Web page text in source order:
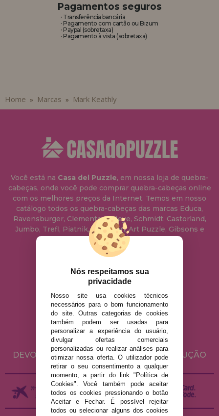
Pagamentos seguros
· Transferência bancária
· Pagamento com cartão ou Bizum
· Paypal (sobretaxa)
· Pagamento à vista (sobretaxa)
Home » Marcas » Mark Keathly
Você está na Casa del Puzzle, em nossa loja de quebra-
cabeças, onde você pode comprar quebra-cabeças online
com os melhores preços da Internet. Temos em nosso
catálogo todos os quebra-cabeças das marcas Educa,
Ravensburger, Clementoni, Heye, Schmidt, Castorland,
Jumbo, Trefl, Piatnik, Anatolian, Art Puzzle, Gibsons e
muito mais.
info@casadopuzzle.pt
AVISO LEGAL
POLÍTICA DE PRIVACIDADE
POLÍTICA DE COOKIES
ENVIO E DEVOLUÇÕES
DEVOLUÇÕES / DIREITO DE LIVRE RESOLUÇÃO
Nós respeitamos sua
privacidade
Nosso site usa cookies técnicos
necessários para o bom funcionamento
do site. Outras categorias de cookies
também podem ser usadas para
personalizar a experiência do usuário,
divulgar ofertas comerciais
personalizadas ou realizar análises para
otimizar nossa oferta. O utilizador pode
retirar o seu consentimento a qualquer
momento, a partir do link "Política de
Cookies". Você também pode aceitar
todos os cookies pressionando o botão
Aceitar e Fechar. É possível rejeitar
todos ou selecionar alguns dos cookies